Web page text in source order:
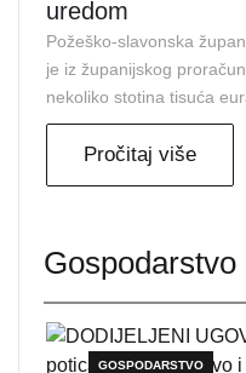
uredom
Požeško-slavonska
je iz županijskog
nekoliko stotina tisuća
Pročitaj više
Gospodarstvo
GOSPODARSTVO